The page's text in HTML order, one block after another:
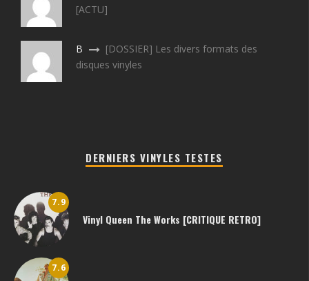
[ACTU]
B
[DOSSIER] Les divers formats des
disques vinyles
DERNIERS VINYLES TESTES
7.9
Vinyl Queen The Works [CRITIQUE RETRO]
7.6